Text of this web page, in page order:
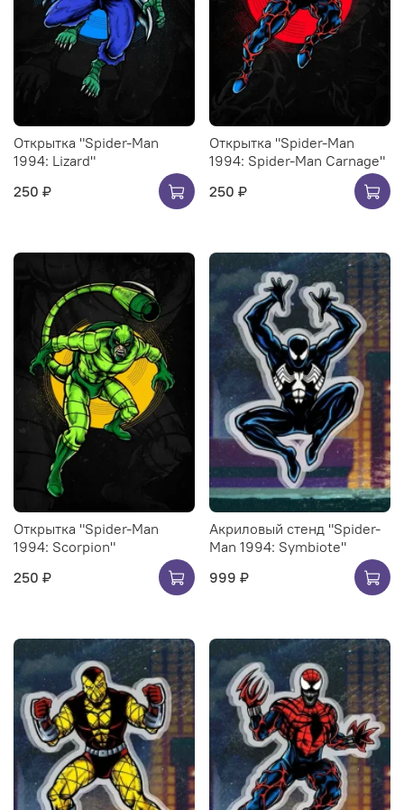
Открытка "Spider-Man
1994: Lizard"
250 ₽
Открытка "Spider-Man
1994: Spider-Man Carnage"
250 ₽
Открытка "Spider-Man
1994: Scorpion"
250 ₽
Акриловый стенд "Spider-
Man 1994: Symbiote"
999 ₽